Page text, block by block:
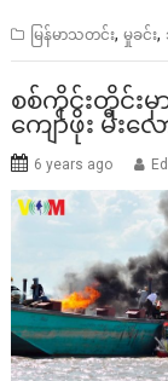
မြန်မာသတင်း,မှုခင်း,
စစ်ကိုင်းတိုင်းမှ
ကျော်ဖိုး မီးလ
6 years ago